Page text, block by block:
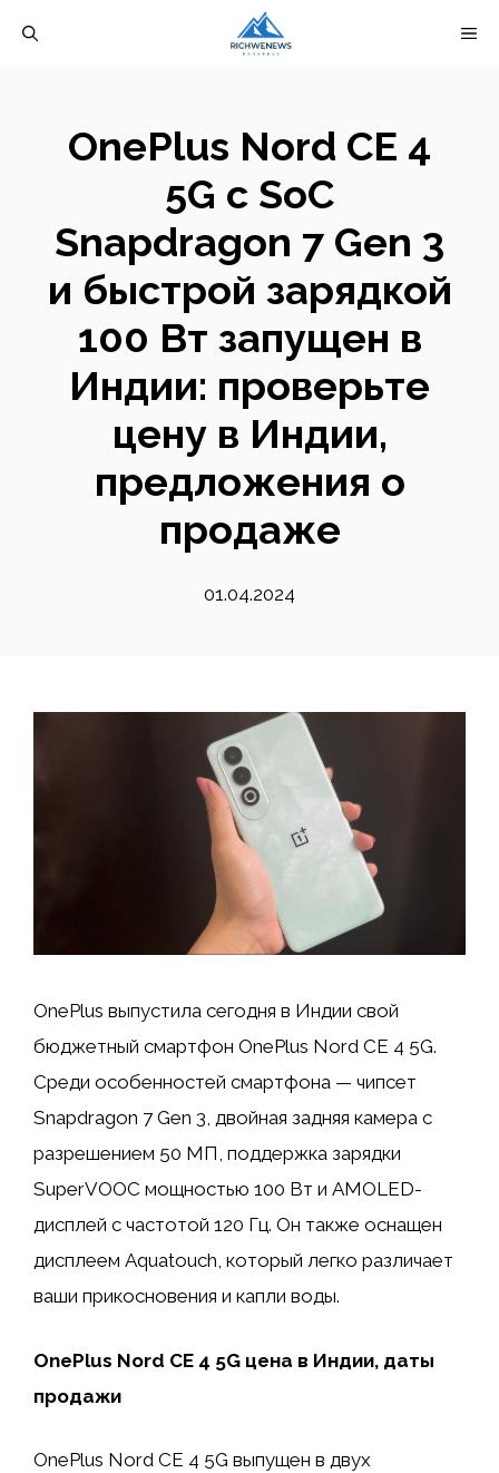
OnePlus Nord CE 4
5G с SoC
Snapdragon 7 Gen 3
и быстрой зарядкой
100 Вт запущен в
Индии: проверьте
цену в Индии,
предложения о
продаже
01.04.2024
OnePlus выпустила сегодня в Индии свой
бюджетный смартфон OnePlus Nord CE 4 5G.
Среди особенностей смартфона — чипсет
Snapdragon 7 Gen 3, двойная задняя камера с
разрешением 50 МП, поддержка зарядки
SuperVOOC мощностью 100 Вт и AMOLED-
дисплей с частотой 120 Гц. Он также оснащен
дисплеем Aquatouch, который легко различает
ваши прикосновения и капли воды.
OnePlus Nord CE 4 5G цена в Индии, даты
продажи
OnePlus Nord CE 4 5G выпущен в двух